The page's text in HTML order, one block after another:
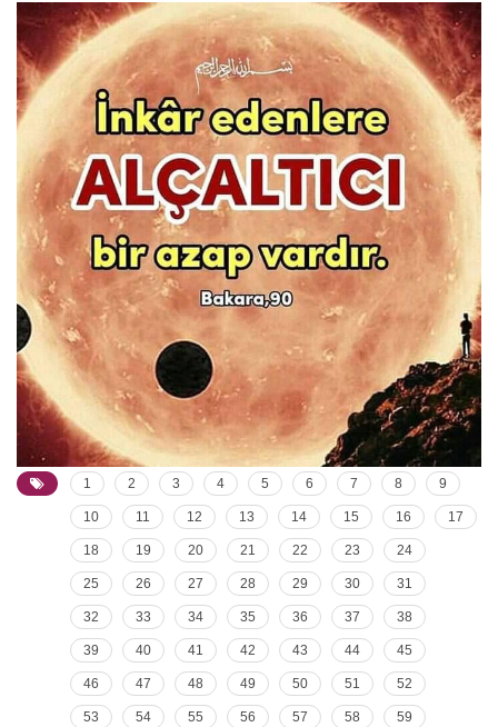
1 2 3 4 5 6 7 8 9
10 11 12 13 14 15 16 17
18 19 20 21 22 23 24
25 26 27 28 29 30 31
32 33 34 35 36 37 38
39 40 41 42 43 44 45
46 47 48 49 50 51 52
53 54 55 56 57 58 59